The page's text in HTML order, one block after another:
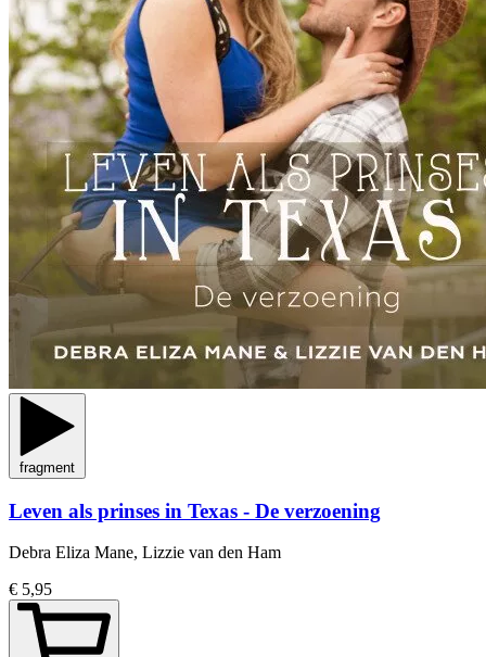
fragment
Leven als prinses in Texas - De verzoening
Debra Eliza Mane, Lizzie van den Ham
€ 5,95